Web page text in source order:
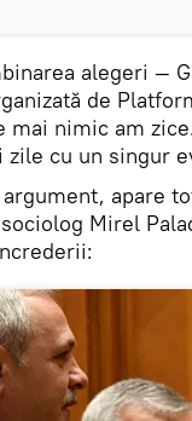
alegeri —
de
mai nimic am
cu un singur
argument, apare
Mirel